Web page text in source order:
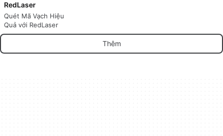
RedLaser
Quét Mã Vạch Hiệu
Quả với RedLaser
Thêm